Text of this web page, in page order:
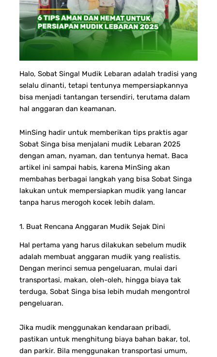
Halo, Sobat Singa! Mudik Lebaran adalah tradisi yang
selalu dinanti, tetapi tentunya mempersiapkannya
bisa menjadi tantangan tersendiri, terutama dalam
hal anggaran dan keamanan.
MinSing hadir untuk memberikan tips praktis agar
Sobat Singa bisa menjalani mudik Lebaran 2025
dengan aman, nyaman, dan tentunya hemat. Baca
artikel ini sampai habis, karena MinSing akan
membahas berbagai langkah yang bisa Sobat Singa
lakukan untuk mempersiapkan mudik yang lancar
tanpa harus merogoh kocek lebih dalam.
1. Buat Rencana Anggaran Mudik Sejak Dini
Hal pertama yang harus dilakukan sebelum mudik
adalah membuat anggaran mudik yang realistis.
Dengan merinci semua pengeluaran, mulai dari
transportasi, makan, oleh-oleh, hingga biaya tak
terduga, Sobat Singa bisa lebih mudah mengontrol
pengeluaran.
Jika mudik menggunakan kendaraan pribadi,
pastikan untuk menghitung biaya bahan bakar, tol,
dan parkir. Bila menggunakan transportasi umum,